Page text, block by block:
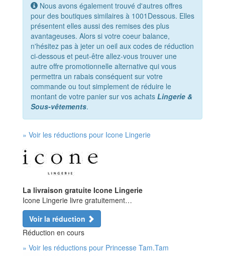
Nous avons également trouvé d'autres offres
pour des boutiques similaires à 1001Dessous. Elles
présentent elles aussi des remises des plus
avantageuses. Alors si votre coeur balance,
n'hésitez pas à jeter un oeil aux codes de réduction
ci-dessous et peut-être allez-vous trouver une
autre offre promotionnelle alternative qui vous
permettra un rabais conséquent sur votre
commande ou tout simplement de réduire le
montant de votre panier sur vos achats Lingerie &
Sous-vêtements.
» Voir les réductions pour Icone Lingerie
La livraison gratuite Icone Lingerie
Icone Lingerie livre gratuitement…
Voir la réduction
Réduction en cours
» Voir les réductions pour Princesse Tam.Tam